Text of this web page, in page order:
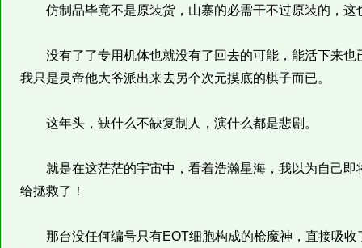
仿制品毕竟不是原装货，山寨的必需干不过原装的，这
没有了了专用机体也就没有了回去的可能，能活下来也
我只是灵帝他大爷派出来去另个次元摸底的棋子而已。
这年头，缺什么不缺复制人，演什么都是悲剧。
就是在这茫茫的宇宙中，看着浩瀚星海，我以为自己即
给拯救了！
那台没任何编号只有EOT细胞构成的枪魔神，直接吸收